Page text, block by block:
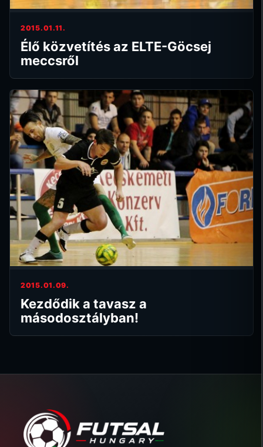
2015.01.11.
Élő közvetítés az ELTE-Göcsej
meccsről
2015.01.09.
Kezdődik a tavasz a
másodosztályban!